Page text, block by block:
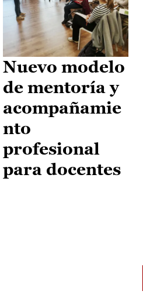
Nuevo modelo
de mentoría y
acompañamie
nto
profesional
para docentes